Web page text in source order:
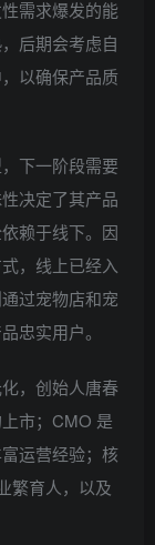
需求爆发的能
后期会考虑自
以确保产品质
下一阶段需要
决定了其产品
赖于线下。因
，线上已经入
过宠物店和宠
忠实用户。
，创始人唐春
市；CMO 是
运营经验；核
繁育人，以及